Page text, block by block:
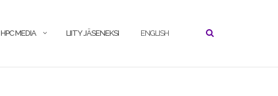
HPC MEDIA LIITY JÄSENEKSI ENGLISH